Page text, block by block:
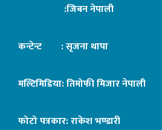
:जिबन नेपाली
कन्टेन्ट : सृजना थापा
मल्टिमिडिया: तिमोफी मिजार नेपाली
फोटो पत्रकार: राकेश भण्डारी